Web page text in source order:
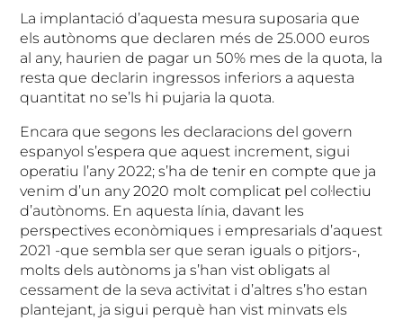
La implantació d’aquesta mesura suposaria que
els autònoms que declaren més de 25.000 euros
al any, haurien de pagar un 50% mes de la quota, la
resta que declarin ingressos inferiors a aquesta
quantitat no se’ls hi pujaria la quota.
Encara que segons les declaracions del govern
espanyol s’espera que aquest increment, sigui
operatiu l’any 2022; s’ha de tenir en compte que ja
venim d’un any 2020 molt complicat pel col·lectiu
d’autònoms. En aquesta línia, davant les
perspectives econòmiques i empresarials d’aquest
2021 -que sembla ser que seran iguals o pitjors-,
molts dels autònoms ja s’han vist obligats al
cessament de la seva activitat i d’altres s’ho estan
plantejant, ja sigui perquè han vist minvats els